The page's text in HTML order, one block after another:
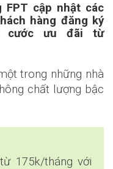
FPT cập nhật các
hàng đăng ký
cước ưu đãi từ
trong những nhà
chất lượng bậc
175k/tháng với